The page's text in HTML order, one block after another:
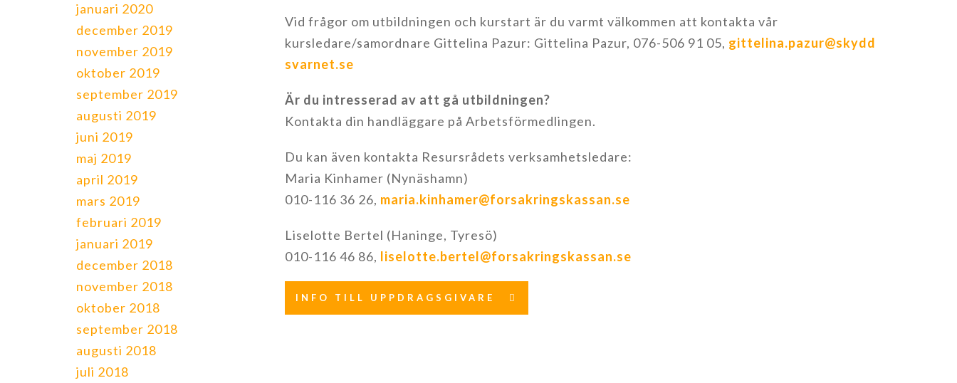
Vid frågor om utbildningen och kurstart är du varmt välkommen att kontakta vår
kursledare/samordnare Gittelina Pazur: Gittelina Pazur, 076-506 91 05, gittelina.pazur@skydd
svarnet.se
Är du intresserad av att gå utbildningen?
Kontakta din handläggare på Arbetsförmedlingen.
Du kan även kontakta Resursrådets verksamhetsledare:
Maria Kinhamer (Nynäshamn)
010-116 36 26, maria.kinhamer@forsakringskassan.se
Liselotte Bertel (Haninge, Tyresö)
010-116 46 86, liselotte.bertel@forsakringskassan.se
INFO TILL UPPDRAGSGIVARE
januari 2020
december 2019
november 2019
oktober 2019
september 2019
augusti 2019
juni 2019
maj 2019
april 2019
mars 2019
februari 2019
januari 2019
december 2018
november 2018
oktober 2018
september 2018
augusti 2018
juli 2018